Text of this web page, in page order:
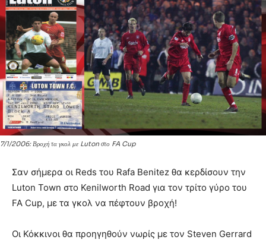
7/1/2006: Βροχή τα γκολ με Luton στο FA Cup
Σαν σήμερα οι Reds του Rafa Benitez θα κερδίσουν την
Luton Town στο Kenilworth Road για τον τρίτο γύρο του
FA Cup, με τα γκολ να πέφτουν βροχή!
Οι Κόκκινοι θα προηγηθούν νωρίς με τον Steven Gerrard